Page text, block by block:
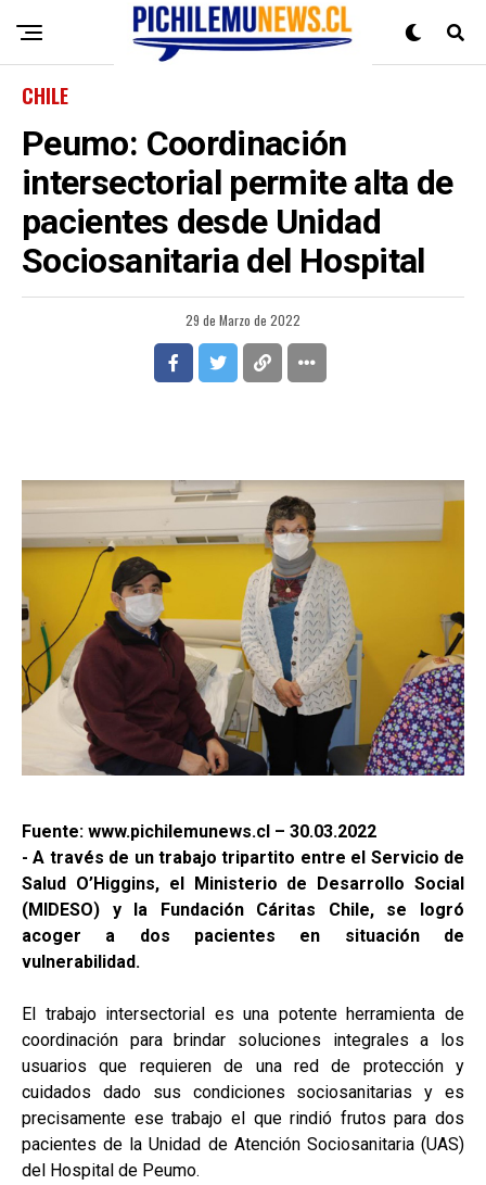
CHILE
Peumo: Coordinación
intersectorial permite alta de
pacientes desde Unidad
Sociosanitaria del Hospital
29 de Marzo de 2022
Fuente: www.pichilemunews.cl – 30.03.2022
- A través de un trabajo tripartito entre el Servicio de
Salud O’Higgins, el Ministerio de Desarrollo Social
(MIDESO) y la Fundación Cáritas Chile, se logró
acoger a dos pacientes en situación de
vulnerabilidad.
El trabajo intersectorial es una potente herramienta de
coordinación para brindar soluciones integrales a los
usuarios que requieren de una red de protección y
cuidados dado sus condiciones sociosanitarias y es
precisamente ese trabajo el que rindió frutos para dos
pacientes de la Unidad de Atención Sociosanitaria (UAS)
del Hospital de Peumo.